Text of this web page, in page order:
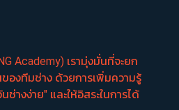
Academy) เรามุ่งมั่นที่จะยก
องทีมช่าง ด้วยการเพิ่มความรู้
างง่าย" และให้อิสระในการได้